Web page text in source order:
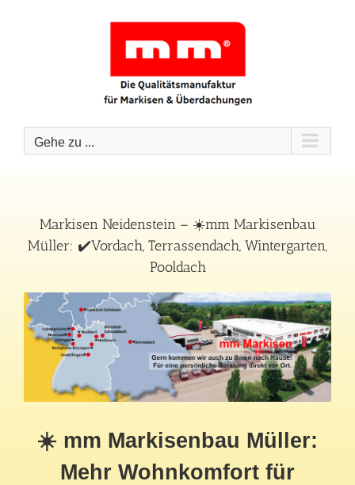
Gehe zu ...
Markisen Neidenstein – ☀️mm Markisenbau
Müller: ✔️Vordach, Terrassendach, Wintergarten,
Pooldach
☀️ mm Markisenbau Müller:
Mehr Wohnkomfort für